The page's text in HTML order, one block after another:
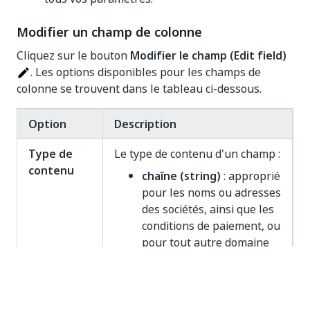
Modifier un champ de colonne
Cliquez sur le bouton Modifier le champ (Edit field)
. Les options disponibles pour les champs de
colonne se trouvent dans le tableau ci-dessous.
Option
Description
Type de
contenu
Le type de contenu d'un champ :
chaîne (string) : approprié
pour les noms ou adresses
des sociétés, ainsi que les
conditions de paiement, ou
pour tout autre domaine